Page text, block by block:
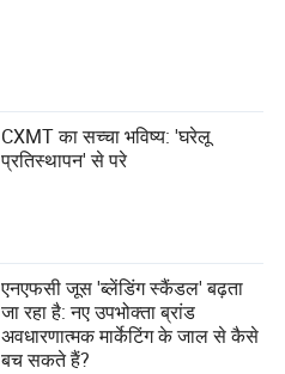
CXMT का सच्चा भविष्य: 'घरेलू
प्रतिस्थापन' से परे
एनएफसी जूस 'ब्लेंडिंग स्कैंडल' बढ़ता
जा रहा है: नए उपभोक्ता ब्रांड
अवधारणात्मक मार्केटिंग के जाल से कैसे
बच सकते हैं?